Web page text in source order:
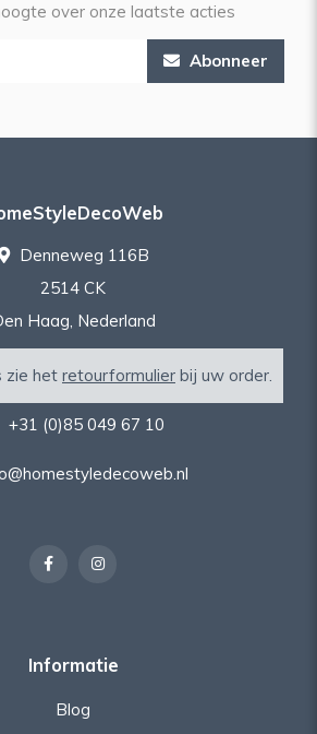
over onze laatste acties
Abonneer
Denneweg 116B
2514 CK
Haag, Nederland
zie het retourformulier bij uw order.
+31 (0)85 049 67 10
Informatie
Blog